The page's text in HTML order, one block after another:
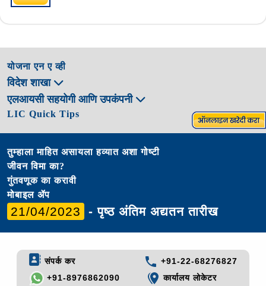
योजना एन ए व्ही
विदेश शाखा
एलआयसी सहयोगी आणि उपकंपनी
LIC Quick Tips
तुम्हाला माहित असायला हव्यात अशा गोष्टी
जीवन विमा का?
गुंतवणूक का करावी
मोबाइल ॲप
21/04/2023 - पृष्ठ अंतिम अद्यतन तारीख
संपर्क कर
+91-22-68276827
+91-8976862090
कार्यालय लोकेटर